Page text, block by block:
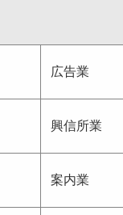
広告業
興信所業
案内業